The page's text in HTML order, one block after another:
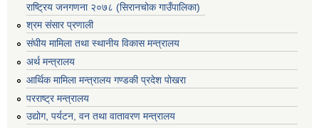
राष्ट्रिय जनगणना २०७८ (सिरानचोक गाउँपालिका)
श्रम संसार प्रणाली
संघीय मामिला तथा स्थानीय विकास मन्त्रालय
अर्थ मन्त्रालय
आर्थिक मामिला मन्त्रालय गण्डकी प्रदेश पोखरा
परराष्ट्र मन्त्रालय
उद्योग, पर्यटन, वन तथा वातावरण मन्त्रालय